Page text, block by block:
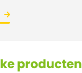
producten